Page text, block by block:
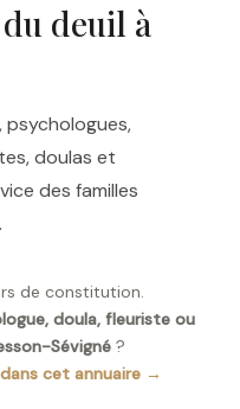
deuil à
psychologues,
doulas et
des familles
de constitution.
doula, fleuriste ou
Sévigné ?
cet annuaire →